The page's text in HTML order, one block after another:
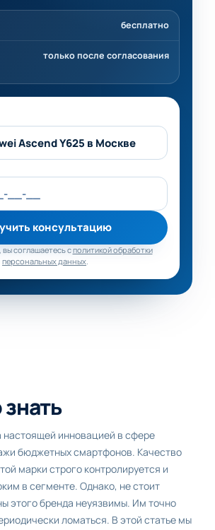
бесплатно
только после согласования
поле
консультацию
соглашаетесь сполитикой обработки
персональных данных.
настоящей инновацией в сфере
бюджетных смартфонов. Качество
марки строго контролируется и
в сегменте. Однако, не стоит
этого бренда неуязвимы. Им точно
ломаться. В этой статье мы